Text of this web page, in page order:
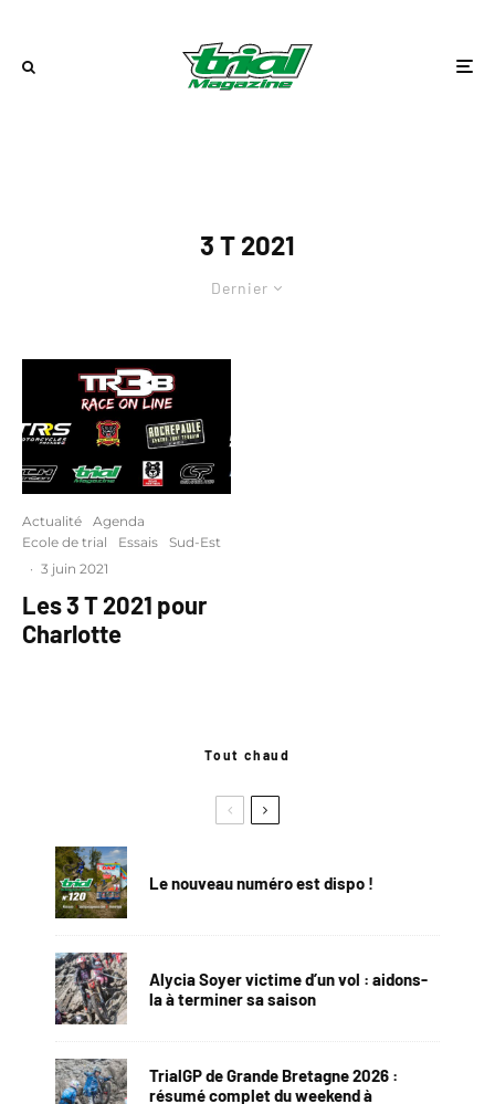
3 T 2021
Dernier
Actualité
Agenda
Ecole de trial
Essais
Sud-Est
· 3 juin 2021
Les 3 T 2021 pour
Charlotte
Tout chaud
Le nouveau numéro est dispo !
Alycia Soyer victime d’un vol : aidons-
la à terminer sa saison
TrialGP de Grande Bretagne 2026 :
résumé complet du weekend à